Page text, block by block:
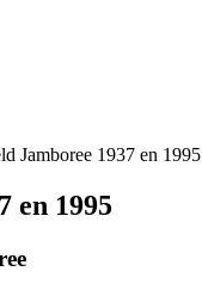
Jamboree 1937 en 1995
en 1995